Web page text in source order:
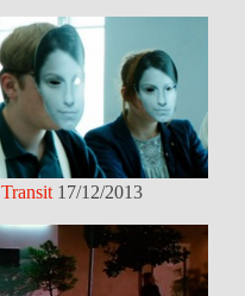
Transit 17/12/2013